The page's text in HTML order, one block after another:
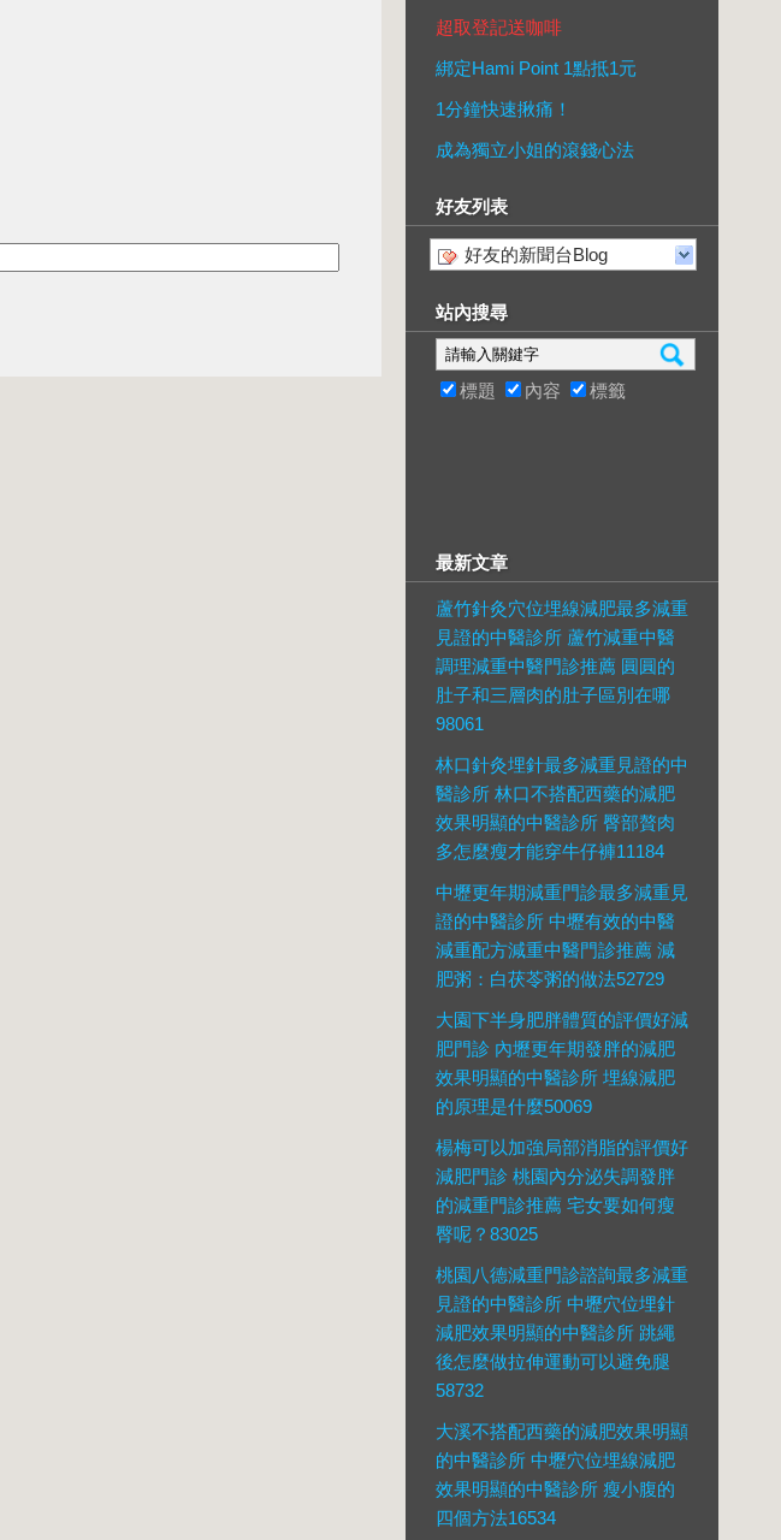
超取登記送咖啡
綁定Hami Point 1點抵1元
1分鐘快速揪痛！
成為獨立小姐的滾錢心法
好友列表
好友的新聞台Blog
站內搜尋
標題 內容 標籤
最新文章
蘆竹針灸穴位埋線減肥最多減重
見證的中醫診所 蘆竹減重中醫
調理減重中醫門診推薦 圓圓的
肚子和三層肉的肚子區別在哪
98061
林口針灸埋針最多減重見證的中
醫診所 林口不搭配西藥的減肥
效果明顯的中醫診所 臀部贅肉
多怎麼瘦才能穿牛仔褲11184
中壢更年期減重門診最多減重見
證的中醫診所 中壢有效的中醫
減重配方減重中醫門診推薦 減
肥粥：白茯苓粥的做法52729
大園下半身肥胖體質的評價好減
肥門診 內壢更年期發胖的減肥
效果明顯的中醫診所 埋線減肥
的原理是什麼50069
楊梅可以加強局部消脂的評價好
減肥門診 桃園內分泌失調發胖
的減重門診推薦 宅女要如何瘦
臀呢？83025
桃園八德減重門診諮詢最多減重
見證的中醫診所 中壢穴位埋針
減肥效果明顯的中醫診所 跳繩
後怎麼做拉伸運動可以避免腿
58732
大溪不搭配西藥的減肥效果明顯
的中醫診所 中壢穴位埋線減肥
效果明顯的中醫診所 瘦小腹的
四個方法16534